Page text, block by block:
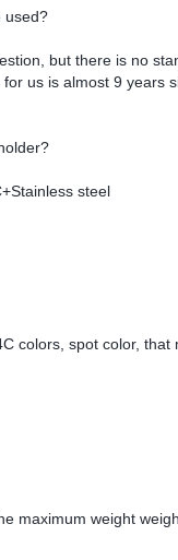
used?
but there is no
us is almost 9 years
steel
colors, spot color, that
maximum weight